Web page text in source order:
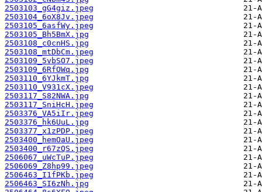
2503103_gG4giz.jpeg
2503104_6oX8Jv.jpeg
2503105_6asfWy.jpeg
2503105_Bh5BmX.jpg
2503108_c0cnHS.jpg
2503108_mtDbCm.jpeg
2503109_5vbSO7.jpeg
2503109_6RfOWq.jpg
2503110_6YJkmT.jpg
2503110_V931cX.jpeg
2503117_S82NWA.jpg
2503117_SniHcH.jpeg
2503376_VA5iIr.jpeg
2503376_hk6UuL.jpg
2503377_x1zPDP.jpeg
2503400_hemOaU.jpeg
2503400_r67zQS.jpeg
2506067_uWcTuP.jpeg
2506069_Z8hp99.jpeg
2506463_I1fPKb.jpeg
2506463_SI6zNh.jpg